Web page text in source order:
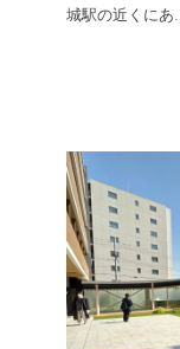
城駅の近くにあ